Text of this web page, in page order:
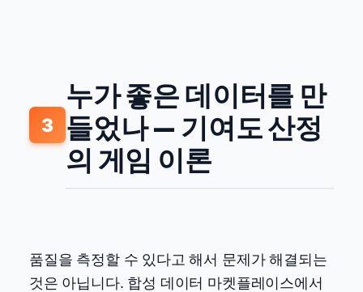
3
누가 좋은 데이터를 만
들었나 — 기여도 산정
의 게임 이론
품질을 측정할 수 있다고 해서 문제가 해결되는
것은 아닙니다. 합성 데이터 마켓플레이스에서